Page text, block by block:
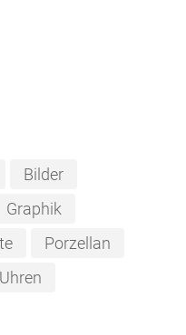
Bilder
Graphik
Porzellan
Uhren